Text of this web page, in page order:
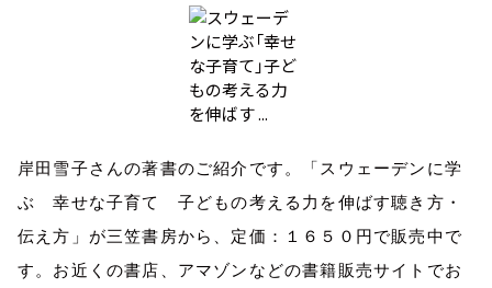
岸田雪子さんの著書のご紹介です。「スウェーデンに学
ぶ 幸せな子育て 子どもの考える力を伸ばす聴き方・
伝え方」が三笠書房から、定価：１６５０円で販売中で
す。お近くの書店、アマゾンなどの書籍販売サイトでお